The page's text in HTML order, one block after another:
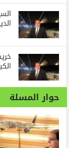
حوار المسلة